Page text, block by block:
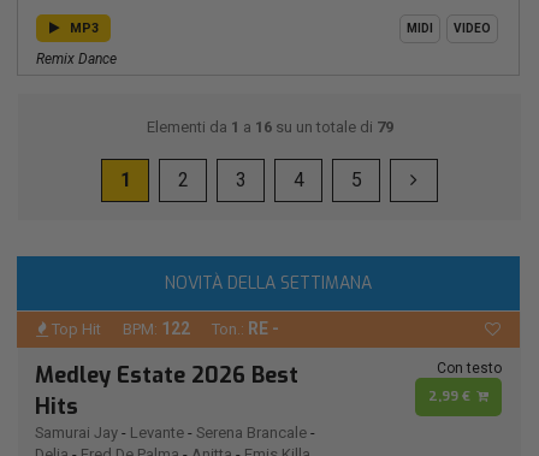
MP3 MIDI VIDEO
Remix Dance
Elementi da 1 a 16su un totale di 79
1 2 3 4 5
NOVITÀ DELLA SETTIMANA
Top Hit BPM: 122 Ton.: RE -
Medley Estate 2026 Best
Hits
Samurai Jay - Levante - Serena Brancale -
Con testo
2,99 €